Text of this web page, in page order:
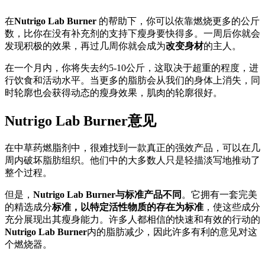
在Nutrigo Lab Burner 的帮助下，你可以依靠燃烧更多的公斤
数，比你在没有补充剂的支持下瘦身要快得多。一周后你就会
发现积极的效果，再过几周你就会成为改变身材的主人。
在一个月内，你将失去约5-10公斤，这取决于超重的程度，进
行饮食和活动水平。当更多的脂肪会从我们的身体上消失，同
时轮廓也会获得动态的瘦身效果，肌肉的轮廓很好。
Nutrigo Lab Burner意见
在中草药燃脂剂中，很难找到一款真正的强效产品，可以在几
周内破坏脂肪组织。他们中的大多数人只是轻描淡写地推动了
整个过程。
但是， Nutrigo Lab Burner与标准产品不同 。它拥有一套完美
的精选成分标准，以特定活性物质的存在为标准 ，使这些成分
充分展现出其瘦身能力。许多人都相信的快速和有效的行动的
Nutrigo Lab Burner内的脂肪减少，因此许多有利的意见对这
个燃烧器。